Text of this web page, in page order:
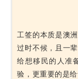
工签的本质是澳
过时不候，且一
给想移民的人准
验，更重要的是